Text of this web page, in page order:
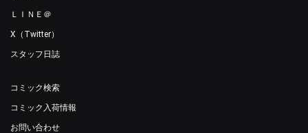
ＬＩＮＥ＠
X（Twitter）
スタッフ日誌
コミック検索
コミック入荷情報
お問い合わせ